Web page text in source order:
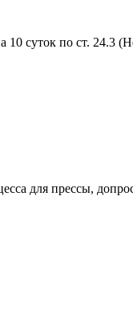
10 суток по ст. 24.3
для прессы,